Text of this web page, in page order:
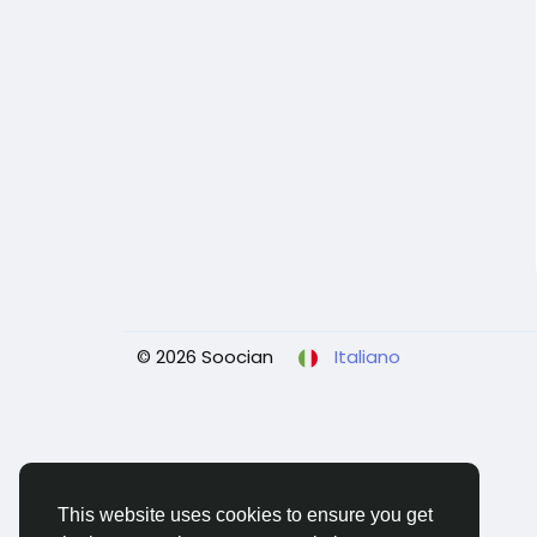
This website uses cookies to ensure you get
© 2026 Soocian Italiano